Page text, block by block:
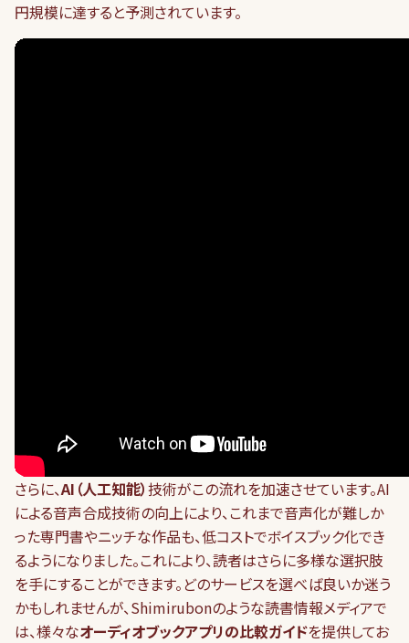
円規模に達すると予測されています。
さらに、AI（人工知能）技術がこの流れを加速させています。AI
による音声合成技術の向上により、これまで音声化が難しか
った専門書やニッチな作品も、低コストでボイスブック化でき
るようになりました。これにより、読者はさらに多様な選択肢
を手にすることができます。どのサービスを選べば良いか迷う
かもしれませんが、Shimirubonのような読書情報メディアで
は、様々なオーディオブックアプリの比較ガイドを提供してお